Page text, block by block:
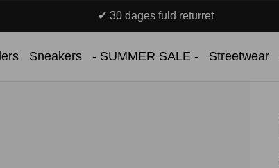
✔ 30 dages fuld returret
Sneakers - SUMMER SALE - Streetwear